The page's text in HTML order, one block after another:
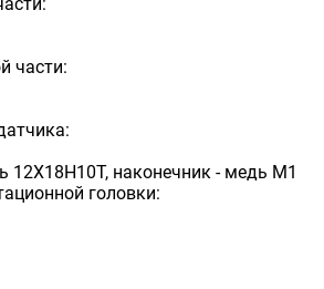
части:
12Х18Н10Т, наконечник - медь М1
головки: